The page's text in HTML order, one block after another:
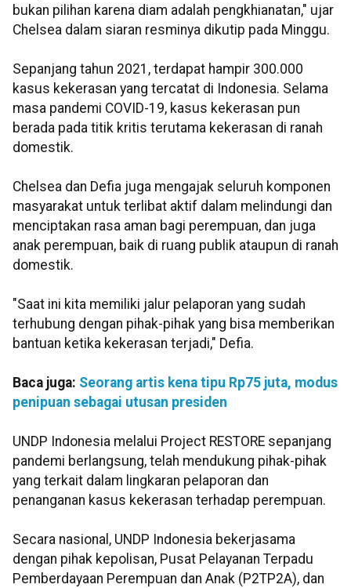
bukan pilihan karena diam adalah pengkhianatan," ujar
Chelsea dalam siaran resminya dikutip pada Minggu.
Sepanjang tahun 2021, terdapat hampir 300.000
kasus kekerasan yang tercatat di Indonesia. Selama
masa pandemi COVID-19, kasus kekerasan pun
berada pada titik kritis terutama kekerasan di ranah
domestik.
Chelsea dan Defia juga mengajak seluruh komponen
masyarakat untuk terlibat aktif dalam melindungi dan
menciptakan rasa aman bagi perempuan, dan juga
anak perempuan, baik di ruang publik ataupun di ranah
domestik.
"Saat ini kita memiliki jalur pelaporan yang sudah
terhubung dengan pihak-pihak yang bisa memberikan
bantuan ketika kekerasan terjadi," Defia.
Baca juga: Seorang artis kena tipu Rp75 juta, modus
penipuan sebagai utusan presiden
UNDP Indonesia melalui Project RESTORE sepanjang
pandemi berlangsung, telah mendukung pihak-pihak
yang terkait dalam lingkaran pelaporan dan
penanganan kasus kekerasan terhadap perempuan.
Secara nasional, UNDP Indonesia bekerjasama
dengan pihak kepolisan, Pusat Pelayanan Terpadu
Pemberdayaan Perempuan dan Anak (P2TP2A), dan